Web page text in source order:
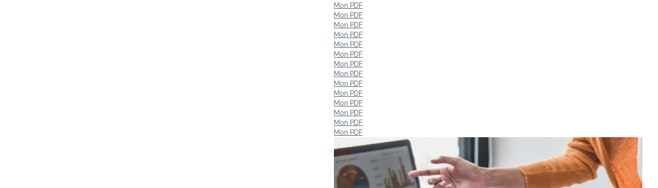
Mon PDF
Mon PDF
Mon PDF
Mon PDF
Mon PDF
Mon PDF
Mon PDF
Mon PDF
Mon PDF
Mon PDF
Mon PDF
Mon PDF
Mon PDF
Mon PDF